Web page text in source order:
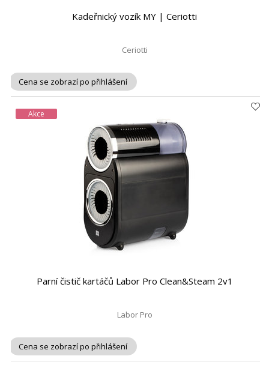
Kadeřnický vozík MY | Ceriotti
Ceriotti
Cena se zobrazí po přihlášení
Akce
Parní čistič kartáčů Labor Pro Clean&Steam 2v1
Labor Pro
Cena se zobrazí po přihlášení